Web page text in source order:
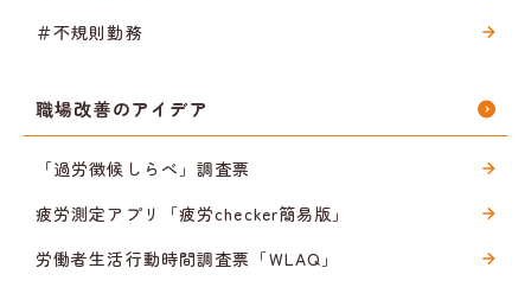
＃不規則勤務
職場改善のアイデア
「過労徴候しらべ」調査票
疲労測定アプリ「疲労checker簡易版」
労働者生活行動時間調査票「WLAQ」